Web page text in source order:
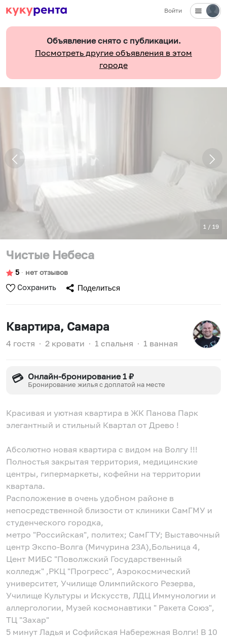
Войти
Объявление снято с публикации.
Посмотреть другие объявления в этом
городе
1 / 19
Чистые Небеса
5 ∙ нет отзывов
Сохранить Поделиться
Квартира, Самара
4 гостя ∙ 2 кровати ∙ 1 спальня ∙ 1 ванная
💳 Онлайн-бронирование 1 ₽
Бронирование жилья с доплатой на месте
Красивая и уютная квартира в ЖК Панова Парк
элегантный и стильный Квартал от Древо !
Абсолютно новая квартира с видом на Волгу !!!
Полностья закрытая территория, медицинские
центры, гипермаркеты, кофейни на территории
квартала.
Расположение в очень удобном районе в
непосредственной близости от клиники СамГМУ и
студенческого городка,
метро "Российская", политех; СамГТУ; Выставочный
центр Экспо-Волга (Мичурина 23А),Больница 4,
Цент МИБС "Поволжский Государственный
колледж" ,РКЦ "Прогресс", Аэрокосмический
университет, Училище Олимпийского Резерва,
Училище Культуры и Искусств, ЛДЦ Иммунологии и
аллергологии, Музей космонавтики " Ракета Союз",
ТЦ "Захар"
5 минут Ладья и Софийская Набережная Волги! В 10